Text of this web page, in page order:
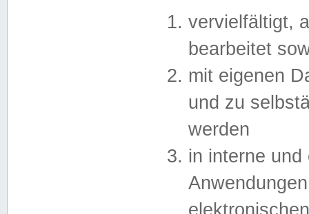
vervielfältigt,
bearbeitet
mit eigenen
und zu
werden
in interne